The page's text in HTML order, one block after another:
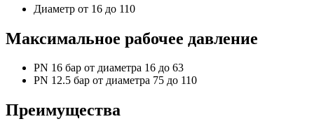
Диаметр от 16 до 110
Максимальное рабочее давление
PN 16 бар от диаметра 16 до 63
PN 12.5 бар от диаметра 75 до 110
Преимущества